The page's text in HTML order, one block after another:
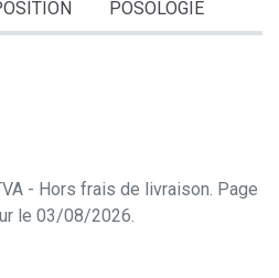
POSOLOGIE
- Hors frais de livraison. Page
le 03/08/2026.